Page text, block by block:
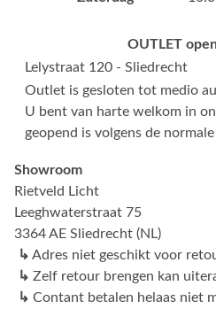
OUTLET
Lelystraat 120 - Sliedrecht
Outlet is gesloten tot medio
U bent van harte welkom in
geopend is volgens de
Showroom
Rietveld Licht
Leeghwaterstraat 75
3364 AE Sliedrecht (NL)
↳ Adres niet geschikt voor
↳ Zelf retour brengen kan
↳ Contant betalen helaas niet